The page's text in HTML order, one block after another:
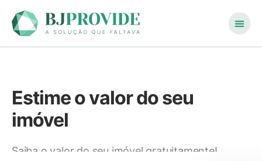
Estime o valor do seu
imóvel
Saiba o valor do seu imóvel gratuitamente!